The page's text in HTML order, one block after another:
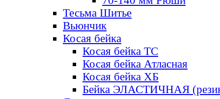
Тесьма Шитье
Вьюнчик
Косая бейка
Косая бейка ТС
Косая бейка Атласная
Косая бейка ХБ
Бейка ЭЛАСТИЧНАЯ